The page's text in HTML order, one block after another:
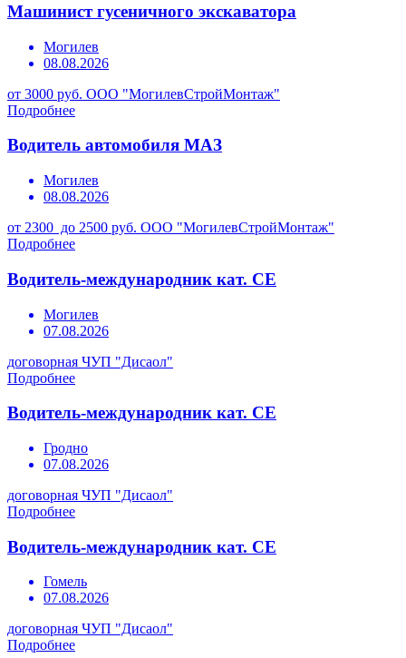
Машинист гусеничного экскаватора
Могилев
08.08.2026
от 3000 руб. ООО "МогилевСтройМонтаж"
Подробнее
Водитель автомобиля МАЗ
Могилев
08.08.2026
от 2300 до 2500 руб. ООО "МогилевСтройМонтаж"
Подробнее
Водитель-международник кат. СЕ
Могилев
07.08.2026
договорная ЧУП "Дисаол"
Подробнее
Водитель-международник кат. СЕ
Гродно
07.08.2026
договорная ЧУП "Дисаол"
Подробнее
Водитель-международник кат. СЕ
Гомель
07.08.2026
договорная ЧУП "Дисаол"
Подробнее